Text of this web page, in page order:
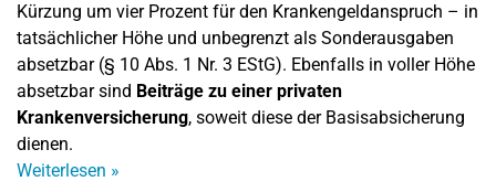
Kürzung um vier Prozent für den Krankengeldanspruch – in
tatsächlicher Höhe und unbegrenzt als Sonderausgaben
absetzbar (§ 10 Abs. 1 Nr. 3 EStG). Ebenfalls in voller Höhe
absetzbar sind Beiträge zu einer privaten
Krankenversicherung, soweit diese der Basisabsicherung
dienen.
Weiterlesen »